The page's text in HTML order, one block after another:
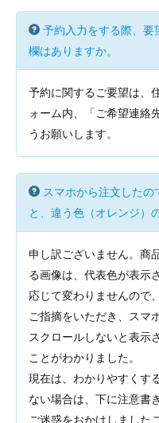
予約入力をする際、要
欄はありますか。
予約に関するご要望は、
ォーム内、「ご希望連絡
うお願いします。
スマホから注文したの
と、違う色（オレンジ）
申し訳ございません。商
る画像は、代表色が表示
応じて変わりませんので
ご指摘をいただき、スマ
スクロールしないと表示
ことがわかりました。
現在は、わかりやすくす
ない場合は、下に注意書
ご迷惑をおかけしました